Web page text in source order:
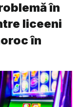
în
liceeni
în